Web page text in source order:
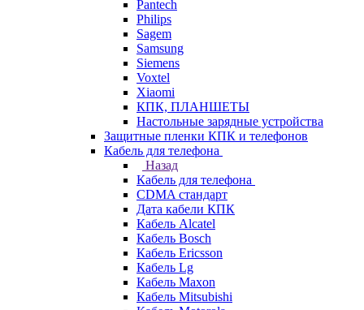
Pantech
Philips
Sagem
Samsung
Siemens
Voxtel
Xiaomi
КПК, ПЛАНШЕТЫ
Настольные зарядные устройства
Защитные пленки КПК и телефонов
Кабель для телефона
Назад
Кабель для телефона
CDMA стандарт
Дата кабели КПК
Кабель Alcatel
Кабель Bosch
Кабель Ericsson
Кабель Lg
Кабель Maxon
Кабель Mitsubishi